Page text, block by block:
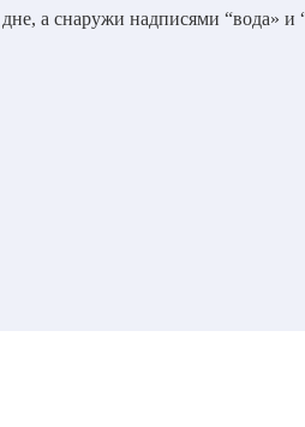
а снаружи надписями “вода» и